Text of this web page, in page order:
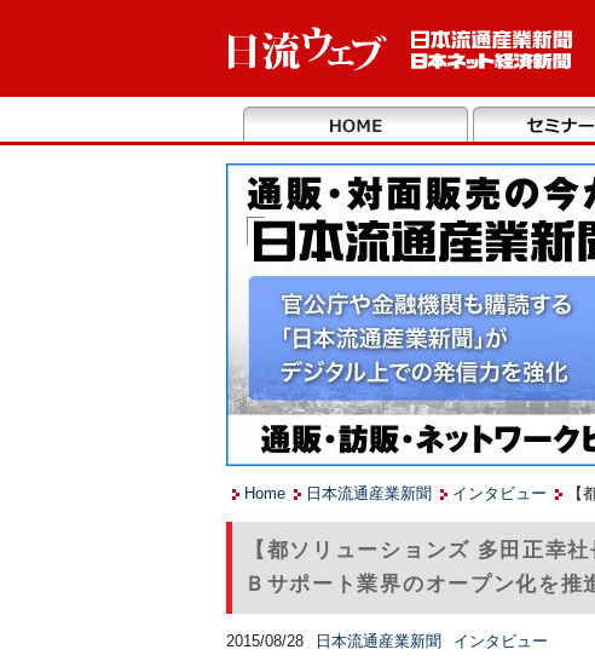
Home 日本流通産業新聞 インタビュー 【
【都ソリューションズ 多田正幸
Ｂサポート業界のオープン化を推
2015/08/28 日本流通産業新聞 インタビュー